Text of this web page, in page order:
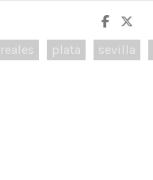
plata sevilla